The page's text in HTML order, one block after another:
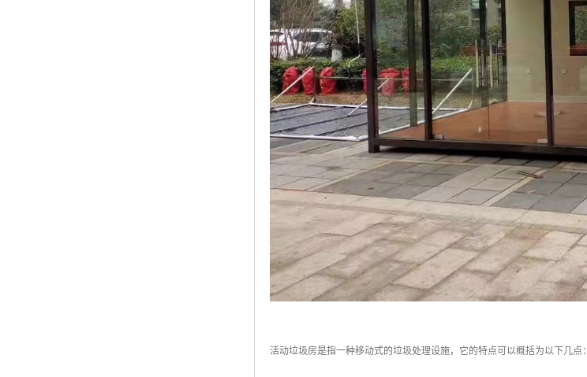
活动垃圾房是指一种移动式的垃圾处理设施，它的特点可以概括为以下几点：